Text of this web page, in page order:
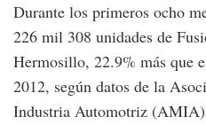
Durante los primeros ocho
226 mil 308 unidades de
Hermosillo, 22.9% más que
2012, según datos de la
Industria Automotriz